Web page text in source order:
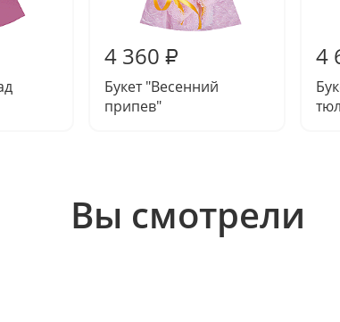
4 360 ₽
Букет "Весенний
припев"
4
Вы смотрели